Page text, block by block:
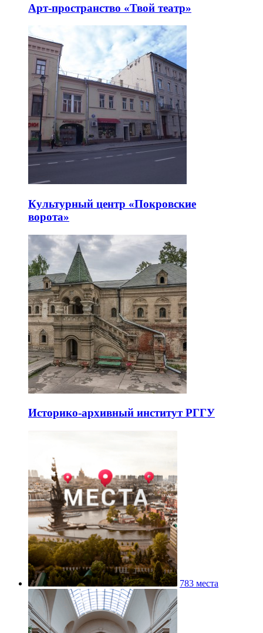
Арт-пространство «Твой театр»
Культурный центр «Покровские
ворота»
Историко-архивный институт РГГУ
783 места